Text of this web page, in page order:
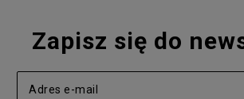
Zapisz się do